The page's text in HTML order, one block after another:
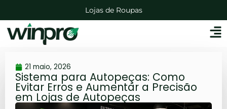
Lojas de Roupas
Distribuidoras de Bebidas
Lojas de Agropecuárias
Mercadinhos e Mercearias
21 maio, 2026
Sistema para Autopeças: Como
Evitar Erros e Aumentar a Precisão
em Lojas de Autopeças